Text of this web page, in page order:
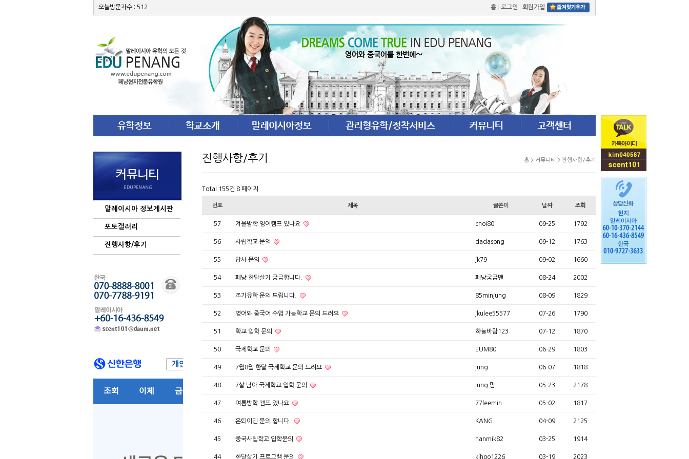
오늘방문자수 : 512 홈 로그인 회원가입
말레이시아 정보게시판
포토갤러리
진행사항/후기
진행사항/후기 홈 > 커뮤니티 > 진행사항/후기
Total 155건 8 페이지
번호 제목 글쓴이 날짜 조회
57 겨울방학 영어캠프 있나요 choi80 09-25 1792
56 사립학교 문의 dadasong 09-12 1763
55 답사 문의 jk79 09-02 1660
54 페낭 한달살기 궁금합니다. 페낭굼금맨 08-24 2002
53 조기유학 문의 드립니다. 85minjung 08-09 1829
52 영어와 중국어 수업 가능학교 문의 드려요 jkulee55577 07-26 1790
51 학교 입학 문의 하늘바람123 07-12 1870
50 국제학교 문의 EUM80 06-29 1803
49 7월8월 한달 국제학교 문의 드려요 jung 06-07 1818
48 7살 남아 국제학교 입학 문의 jung 맘 05-23 2178
47 여름방학 캠프 있나요 77leemin 05-02 1817
46 은퇴이민 문의 합니다. KANG 04-09 2125
45 중국사립학교 입학문의 hanmik82 03-25 1914
44 한달살기 프로그램 문의 kjhoo1226 03-19 2023